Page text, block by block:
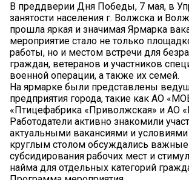
В преддверии Дня Победы, 7 мая, в
занятости населения г. Волжска и
прошла яркая и значимая Ярмарка
мероприятие стало не только
работы, но и местом встречи для
граждан, ветеранов и участников
военной операции, а также их семей.
На ярмарке были представлены
предприятия города, такие как АО
«Птицефабрика «Приволжская» и АО
Работодатели активно знакомили
актуальными вакансиями и условиями
круглым столом обсуждались
субсидирования рабочих мест и
найма для отдельных категорий